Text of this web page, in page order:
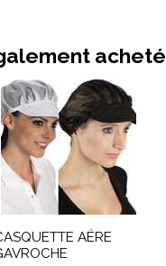
acheté
AÉRE